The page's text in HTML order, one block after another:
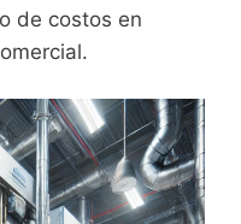
de costos en